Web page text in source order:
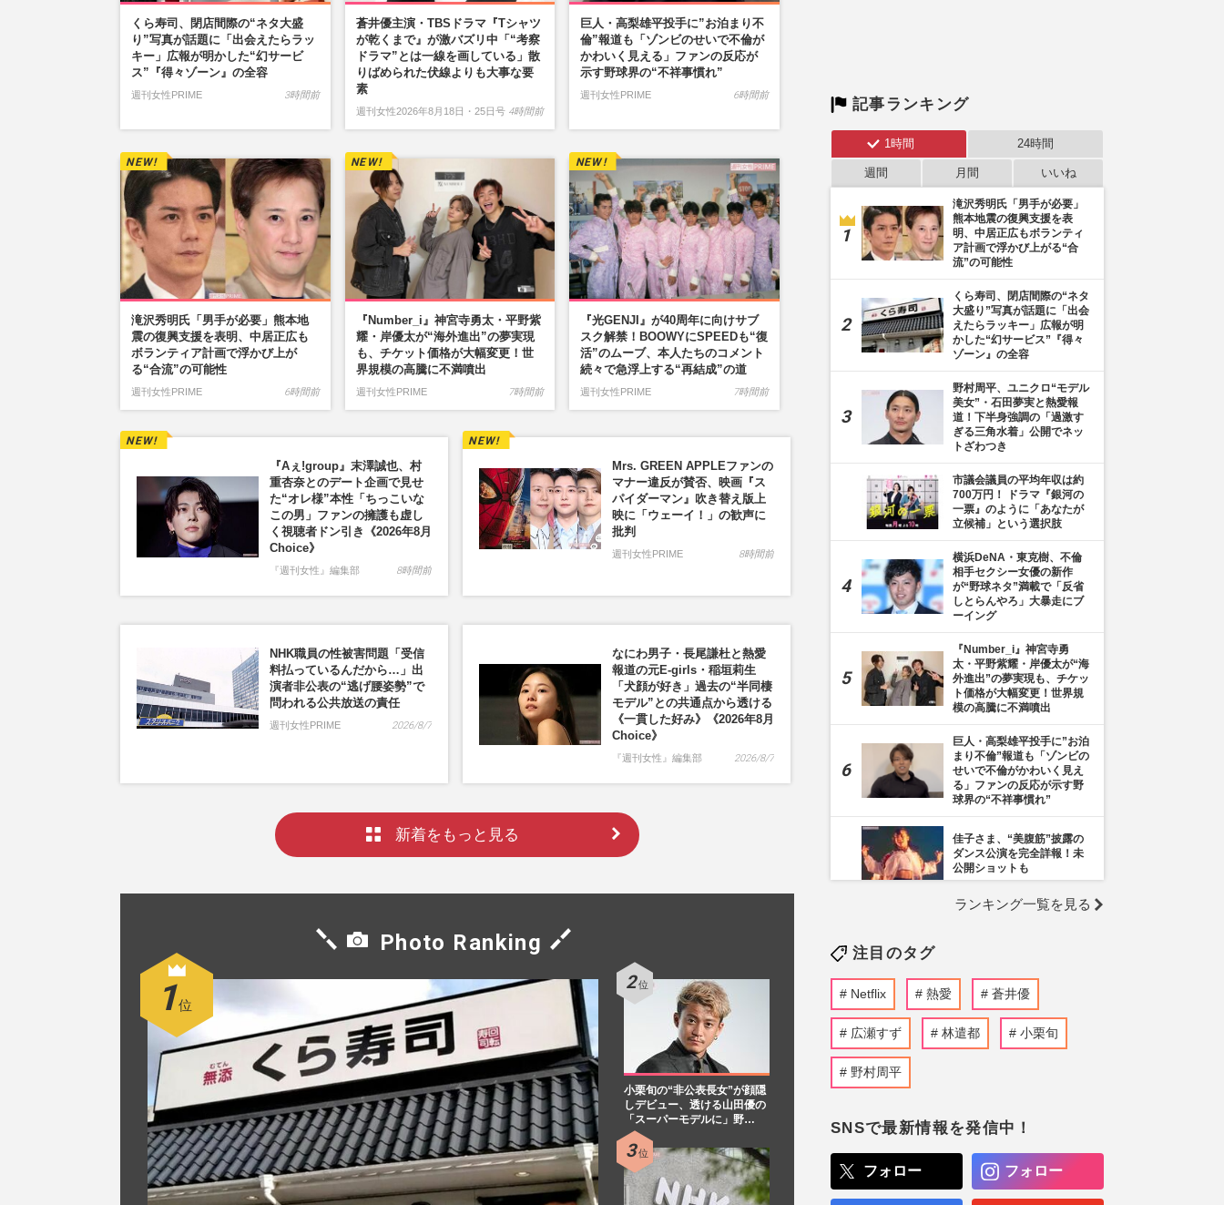
くら寿司、閉店間際の“ネタ大盛
り”写真が話題に「出会えたらラッ
キー」広報が明かした“幻サービ
ス”『得々ゾーン』の全容
週刊女性PRIME 3時間前
蒼井優主演・TBSドラマ『Tシャツ
が乾くまで』が激バズリ中「“考察
ドラマ”とは一線を画している」散
りばめられた伏線よりも大事な要
素
週刊女性2026年8月18日・25日号 4時間前
巨人・高梨雄平投手に”お泊まり不
倫”報道も「ゾンビのせいで不倫が
かわいく見える」ファンの反応が
示す野球界の“不祥事慣れ”
週刊女性PRIME 6時間前
滝沢秀明氏「男手が必要」熊本地
震の復興支援を表明、中居正広も
ボランティア計画で浮かび上が
る“合流”の可能性
週刊女性PRIME 6時間前
『Number_i』神宮寺勇太・平野紫
耀・岸優太が“海外進出”の夢実現
も、チケット価格が大幅変更！世
界規模の高騰に不満噴出
週刊女性PRIME 7時間前
『光GENJI』が40周年に向けサブ
スク解禁！BOOWYにSPEEDも“復
活”のムーブ、本人たちのコメント
続々で急浮上する“再結成”の道
週刊女性PRIME 7時間前
『Aぇ!group』末澤誠也、村
重杏奈とのデート企画で見せ
た“オレ様”本性「ちっこいな
この男」ファンの擁護も虚し
く視聴者ドン引き《2026年8月
Choice》
『週刊女性』編集部 8時間前
Mrs. GREEN APPLEファンの
マナー違反が賛否、映画『ス
パイダーマン』吹き替え版上
映に「ウェーイ！」の歓声に
批判
週刊女性PRIME 8時間前
NHK職員の性被害問題「受信
料払っているんだから…」出
演者非公表の“逃げ腰姿勢”で
問われる公共放送の責任
週刊女性PRIME 2026/8/7
なにわ男子・長尾謙杜と熱愛
報道の元E-girls・稲垣莉生
「犬顔が好き」過去の“半同棲
モデル”との共通点から透ける
《一貫した好み》《2026年8月
Choice》
『週刊女性』編集部 2026/8/7
新着をもっと見る
Photo Ranking
小栗旬の“非公表長女”が顔隠
しデビュー、透ける山田優の
「スーパーモデルに」野…
記事ランキング
1時間 24時間
週間 月間 いいね
滝沢秀明氏「男手が必要」
熊本地震の復興支援を表
明、中居正広もボランティ
ア計画で浮かび上がる“合
流”の可能性
くら寿司、閉店間際の“ネタ
大盛り”写真が話題に「出会
えたらラッキー」広報が明
かした“幻サービス”『得々
ゾーン』の全容
野村周平、ユニクロ“モデル
美女”・石田夢実と熱愛報
道！下半身強調の「過激す
ぎる三角水着」公開でネッ
トざわつき
市議会議員の平均年収は約
700万円！ ドラマ『銀河の
一票』のように「あなたが
立候補」という選択肢
横浜DeNA・東克樹、不倫
相手セクシー女優の新作
が“野球ネタ”満載で「反省
しとらんやろ」大暴走にブ
ーイング
『Number_i』神宮寺勇
太・平野紫耀・岸優太が“海
外進出”の夢実現も、チケッ
ト価格が大幅変更！世界規
模の高騰に不満噴出
巨人・高梨雄平投手に”お泊
まり不倫”報道も「ゾンビの
せいで不倫がかわいく見え
る」ファンの反応が示す野
球界の“不祥事慣れ”
佳子さま、“美腹筋”披露の
ダンス公演を完全詳報！未
公開ショットも
《千葉市》路上喫煙「禁止
蒼井優主演・TBSドラマ
『Tシャツが乾くまで』が
激バズリ中「“考察ドラ
マ”とは一線を画している」
散りばめられた伏線よりも
ルメイクよりいい》の
声…“お嬢様な素顔”とのギ
NHK職員への性加害で“出
禁”食らった〈5年前の番組
ランキング一覧を見る
注目のタグ
Netflix 熱愛 蒼井優
広瀬すず 林遣都 小栗旬
野村周平
SNSで最新情報を発信中！
フォロー フォロー